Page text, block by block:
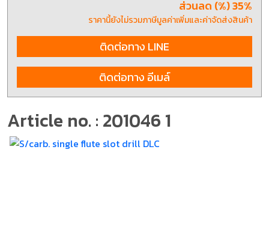
Article no. : 201046 1
ส่วนลด (%) 35%
ราคานี้ยังไม่รวมภาษีมูลค่าเพิ่มและค่าจัดส่งสินค้า
ติดต่อทาง LINE
ติดต่อทาง อีเมล์